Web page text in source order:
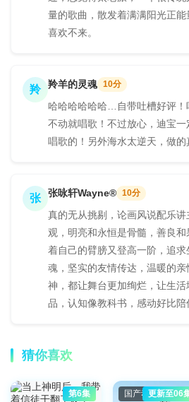
量的歌曲，散发着满满阳光正
喜欢不来。
羚 羚羊的灵魂 10分
哈哈哈哈哈哈…自带吐槽好评！
不动就唱歌！不过放心，迪宝
唱歌的！另外海水太逆天，做的
张 张咏轩Wayne® 10分
真的无从挑剔，论画风说配乐
观，明亮和永恒是骨髓，善良
着自己的臂膀又登高一阶，追
魂，坚实的友情传达，温暖的
神，都让舞台更加绚烂，让生
品，认知像教科书，感动好比陪
猜你喜欢
第6集 国产动漫更新至06